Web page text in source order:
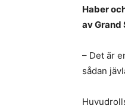
Haber
av Grand
– Det är
sådan